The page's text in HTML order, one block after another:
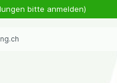
bitte anmelden)